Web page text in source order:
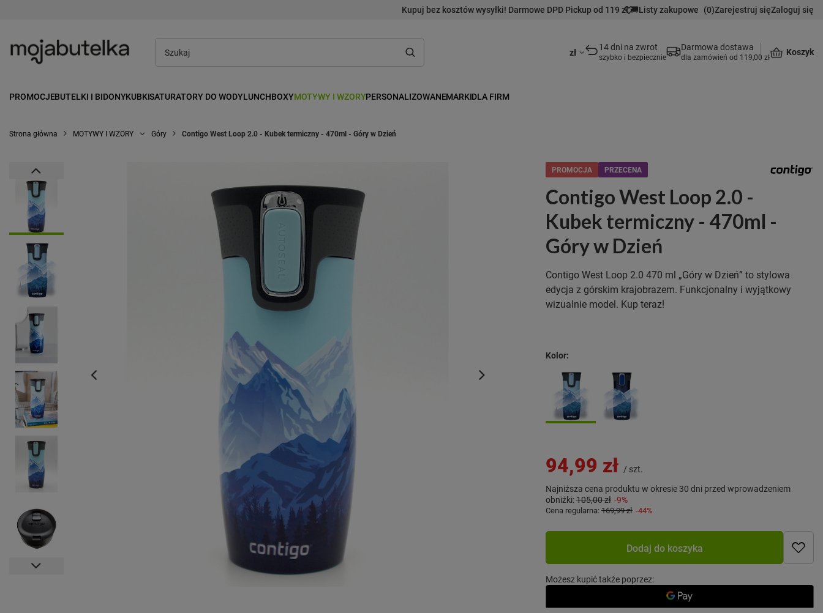
Kupuj bez kosztów wysyłki! Darmowe DPD Pickup od 119 zł 🚚Listy zakupowe (0)Zarejestruj sięZaloguj się
zł 14 dni na zwrot
szybko i bezpiecznie
Darmowa dostawa
dla zamówień od 119,00 zł Koszyk
PROMOCJEBUTELKI I BIDONYKUBKISATURATORY DO WODYLUNCHBOXYMOTYWY I WZORYPERSONALIZOWANEMARKIDLA FIRM
Strona główna MOTYWY I WZORY Góry Contigo West Loop 2.0 - Kubek termiczny - 470ml - Góry w Dzień
PROMOCJA PRZECENA
Contigo West Loop 2.0 -
Kubek termiczny - 470ml -
Góry w Dzień
Contigo West Loop 2.0 470 ml „Góry w Dzień” to stylowa
edycja z górskim krajobrazem. Funkcjonalny i wyjątkowy
wizualnie model. Kup teraz!
Kolor
94,99 zł / szt.
Najniższa cena produktu w okresie 30 dni przed wprowadzeniem
obniżki:105,00 zł -9%
Cena regularna:169,99 zł -44%
Dodaj do koszyka
Możesz kupić także poprzez: